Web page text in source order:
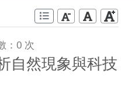
：0 次
自然現象與科技